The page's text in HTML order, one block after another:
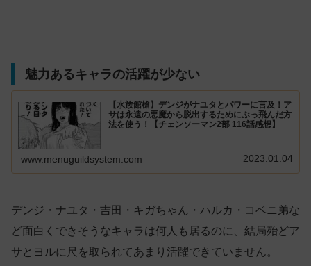
魅力あるキャラの活躍が少ない
【水族館槍】デンジがナユタとパワーに言及！ア
サは永遠の悪魔から脱出するためにぶっ飛んだ方
法を使う！【チェンソーマン2部 116話感想】
www.menuguildsystem.com 2023.01.04
デンジ・ナユタ・吉田・キガちゃん・ハルカ・コベニ弟な
ど面白くできそうなキャラは何人も居るのに、結局殆どア
サとヨルに尺を取られてあまり活躍できていません。